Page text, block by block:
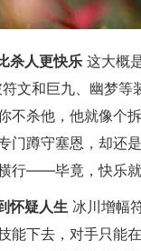
杀人更快乐 这大概
文和巨九、幽梦
不杀他，他就像个
门蹲守塞恩，却还
行——毕竟，快乐就
怀疑人生 冰川增幅
能下去，对手只能